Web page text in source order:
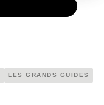
LES GRANDS GUIDES